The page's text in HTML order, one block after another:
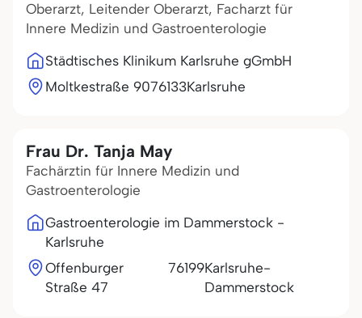
Oberarzt, Leitender Oberarzt, Facharzt für
Innere Medizin und Gastroenterologie
Städtisches Klinikum Karlsruhe gGmbH
Moltkestraße 9076133Karlsruhe
Frau Dr. Tanja May
Fachärztin für Innere Medizin und
Gastroenterologie
Gastroenterologie im Dammerstock -
Karlsruhe
Offenburger
Straße 47
76199Karlsruhe-
Dammerstock